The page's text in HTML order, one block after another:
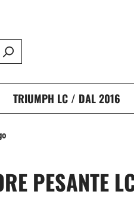
TRIUMPH LC / DAL 2016
PESANTE